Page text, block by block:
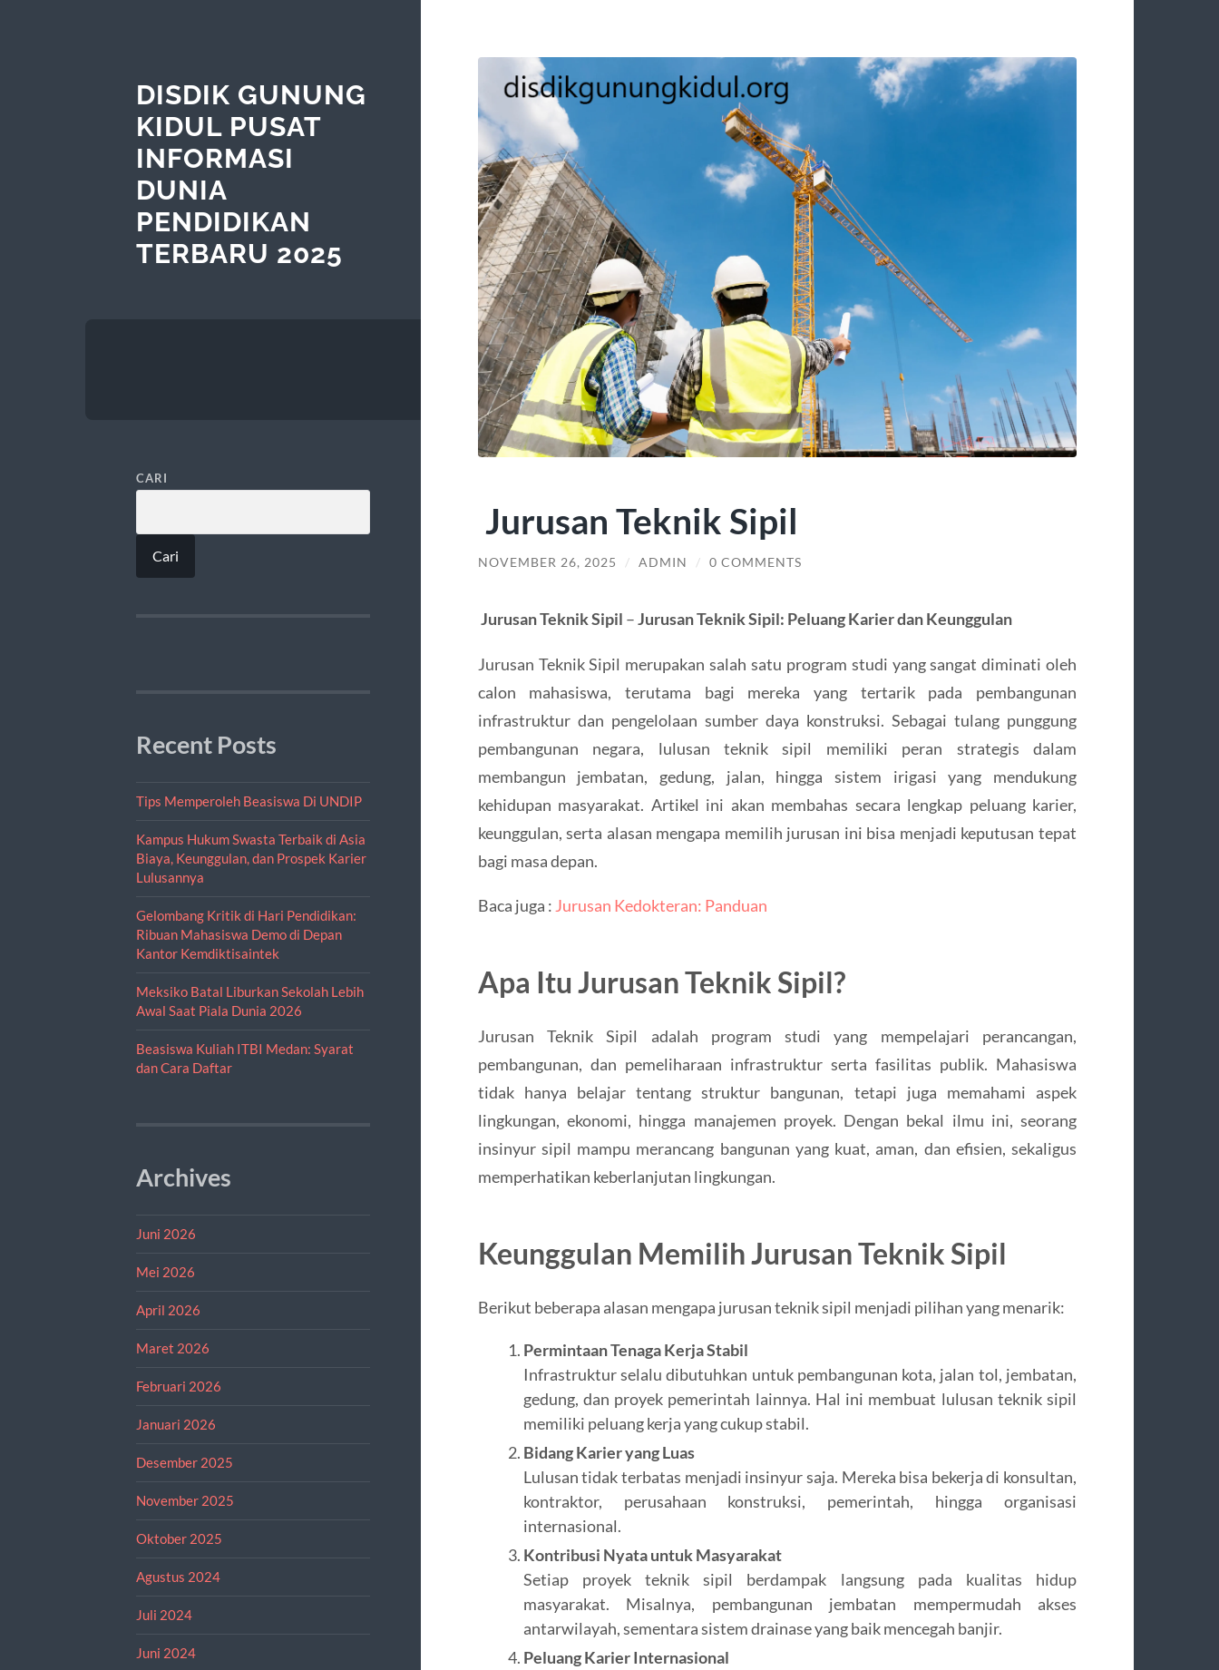
DISDIK GUNUNG
KIDUL PUSAT
INFORMASI
DUNIA
PENDIDIKAN
TERBARU 2025
CARI
Cari
Recent Posts
Tips Memperoleh Beasiswa Di UNDIP
Kampus Hukum Swasta Terbaik di Asia
Biaya, Keunggulan, dan Prospek Karier
Lulusannya
Gelombang Kritik di Hari Pendidikan:
Ribuan Mahasiswa Demo di Depan
Kantor Kemdiktisaintek
Meksiko Batal Liburkan Sekolah Lebih
Awal Saat Piala Dunia 2026
Beasiswa Kuliah ITBI Medan: Syarat
dan Cara Daftar
Archives
Juni 2026
Mei 2026
April 2026
Maret 2026
Februari 2026
Januari 2026
Desember 2025
November 2025
Oktober 2025
Agustus 2024
Juli 2024
Juni 2024
Jurusan Teknik Sipil
NOVEMBER 26, 2025 / ADMIN / 0 COMMENTS
Jurusan Teknik Sipil –Jurusan Teknik Sipil: Peluang Karier dan Keunggulan
Jurusan Teknik Sipil merupakan salah satu program studi yang sangat diminati oleh
calon mahasiswa, terutama bagi mereka yang tertarik pada pembangunan
infrastruktur dan pengelolaan sumber daya konstruksi. Sebagai tulang punggung
pembangunan negara, lulusan teknik sipil memiliki peran strategis dalam
membangun jembatan, gedung, jalan, hingga sistem irigasi yang mendukung
kehidupan masyarakat. Artikel ini akan membahas secara lengkap peluang karier,
keunggulan, serta alasan mengapa memilih jurusan ini bisa menjadi keputusan tepat
bagi masa depan.
Baca juga : Jurusan Kedokteran: Panduan
Apa Itu Jurusan Teknik Sipil?
Jurusan Teknik Sipil adalah program studi yang mempelajari perancangan,
pembangunan, dan pemeliharaan infrastruktur serta fasilitas publik. Mahasiswa
tidak hanya belajar tentang struktur bangunan, tetapi juga memahami aspek
lingkungan, ekonomi, hingga manajemen proyek. Dengan bekal ilmu ini, seorang
insinyur sipil mampu merancang bangunan yang kuat, aman, dan efisien, sekaligus
memperhatikan keberlanjutan lingkungan.
Keunggulan Memilih Jurusan Teknik Sipil
Berikut beberapa alasan mengapa jurusan teknik sipil menjadi pilihan yang menarik:
Permintaan Tenaga Kerja Stabil
Infrastruktur selalu dibutuhkan untuk pembangunan kota, jalan tol, jembatan,
gedung, dan proyek pemerintah lainnya. Hal ini membuat lulusan teknik sipil
memiliki peluang kerja yang cukup stabil.
Bidang Karier yang Luas
Lulusan tidak terbatas menjadi insinyur saja. Mereka bisa bekerja di konsultan,
kontraktor, perusahaan konstruksi, pemerintah, hingga organisasi
internasional.
Kontribusi Nyata untuk Masyarakat
Setiap proyek teknik sipil berdampak langsung pada kualitas hidup
masyarakat. Misalnya, pembangunan jembatan mempermudah akses
antarwilayah, sementara sistem drainase yang baik mencegah banjir.
Peluang Karier Internasional